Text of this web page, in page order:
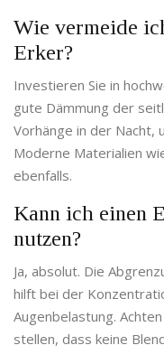
Wie vermeide
Erker?
Investieren Sie in
gute Dämmung der
Vorhänge in der Nacht,
Moderne Materialien
ebenfalls.
Kann ich einen
nutzen?
Ja, absolut. Die
hilft bei der
Augenbelastung.
stellen, dass keine